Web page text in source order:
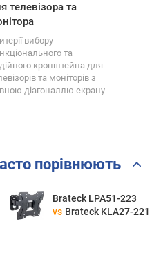
телевізора та
вибору
та
кронштейна для
та моніторів з
діагоналлю екрану
порівнюють
Brateck LPA51-223
vs Brateck KLA27-221